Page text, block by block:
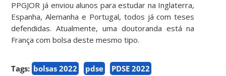
PPGJOR já enviou alunos para estudar na Inglaterra,
Espanha, Alemanha e Portugal, todos já com teses
defendidas. Atualmente, uma doutoranda está na
França com bolsa deste mesmo tipo.
Tags: bolsas 2022 pdse PDSE 2022